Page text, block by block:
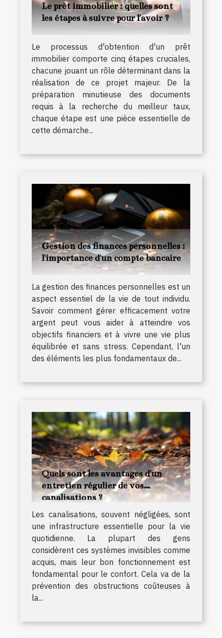
Le prêt immobilier : quelles sont
les étapes à suivre pour l'avoir ?
Le processus d'obtention d'un prêt
immobilier comporte cinq étapes cruciales,
chacune jouant un rôle déterminant dans la
réalisation de ce projet majeur. De la
préparation minutieuse des documents
requis à la recherche du meilleur taux,
chaque étape est une pièce essentielle de
cette démarche...
Gestion des finances personnelles :
l'importance d'un compte bancaire
La gestion des finances personnelles est un
aspect essentiel de la vie de tout individu.
Savoir comment gérer efficacement votre
argent peut vous aider à atteindre vos
objectifs financiers et à vivre une vie plus
équilibrée et sans stress. Cependant, l'un
des éléments les plus fondamentaux de...
Quels sont les avantages d'un
entretien régulier de vos
canalisations ?
Les canalisations, souvent négligées, sont
une infrastructure essentielle pour la vie
quotidienne. La plupart des gens
considèrent ces systèmes invisibles comme
acquis, mais leur bon fonctionnement est
fondamental pour le confort. Cela va de la
prévention des obstructions coûteuses à
la...